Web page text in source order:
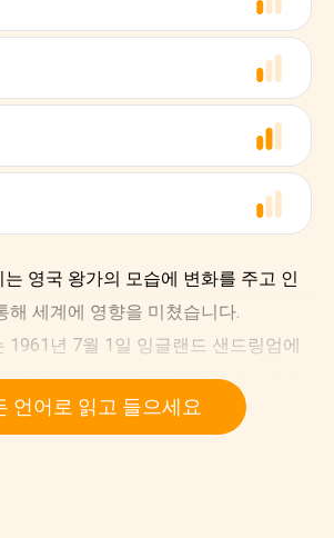
영국 왕가의 모습에 변화를 주고 인
해 세계에 영향을 미쳤습니다.
1961년 7월 1일 잉글랜드 샌드링엄에
녀의 아버지가 1975년 얼 스펜서 작위
애나는 레이디 다이애나 스펜서(Lady
언어로 읽고 들으세요